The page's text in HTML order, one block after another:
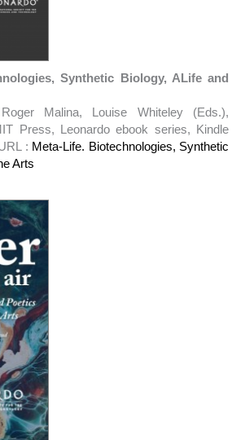
Synthetic Biology, ALife and
Malina, Louise Whiteley (Eds.),
Press, Leonardo ebook series, Kindle
: Meta-Life. Biotechnologies, Synthetic
Arts